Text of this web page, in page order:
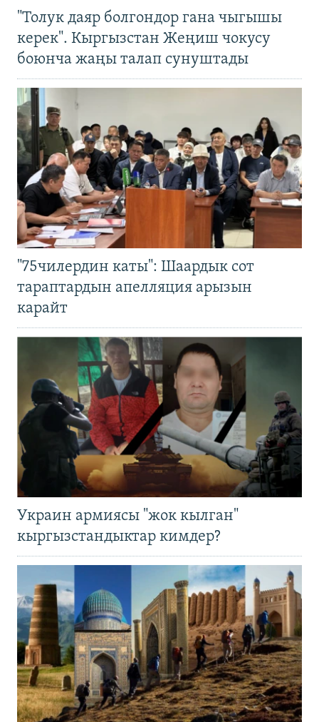
"Толук даяр болгондор гана чыгышы
керек". Кыргызстан Жеңиш чокусу
боюнча жаңы талап сунуштады
"75чилердин каты": Шаардык сот
тараптардын апелляция арызын
карайт
Украин армиясы "жок кылган"
кыргызстандыктар кимдер?